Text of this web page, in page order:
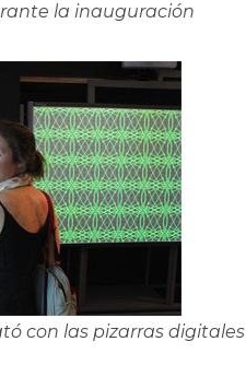
la inauguración
con las pizarras digitales